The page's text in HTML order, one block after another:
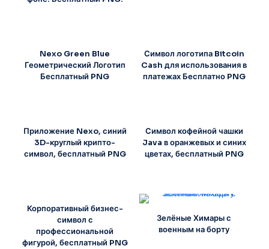
Nexo Green Blue
Геометрический Логотип
Бесплатный PNG
Символ логотипа Bitcoin
Cash для использования в
платежах Бесплатно PNG
Приложение Nexo, синий
3D-круглый крипто-
символ, бесплатный PNG
Символ кофейной чашки
Java в оранжевых и синих
цветах, бесплатный PNG
Корпоративный бизнес-
символ с
профессиональной
фигурой, бесплатный PNG
Зелёные Химары с
военным на борту